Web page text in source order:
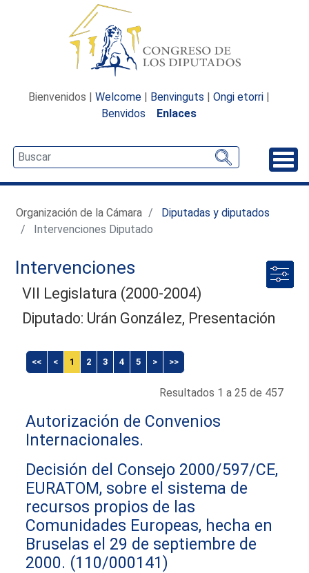
Bienvenidos | Welcome | Benvinguts | Ongi etorri |
Benvidos
Enlaces
Organización de la Cámara
Diputadas y diputados
Intervenciones Diputado
Intervenciones
VII Legislatura (2000-2004)
Diputado: Urán González, Presentación
<< < 1 2 3 4 5 > >>
Resultados 1 a 25 de 457
Autorización de Convenios
Internacionales.
Decisión del Consejo 2000/597/CE,
EURATOM, sobre el sistema de
recursos propios de las
Comunidades Europeas, hecha en
Bruselas el 29 de septiembre de
2000. (110/000141)